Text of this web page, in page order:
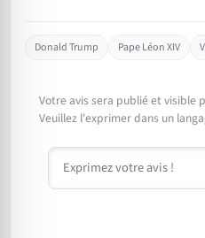
Donald Trump Pape Léon XIV
Votre avis sera publié et visible
Veuillez l'exprimer dans un
Commentaire